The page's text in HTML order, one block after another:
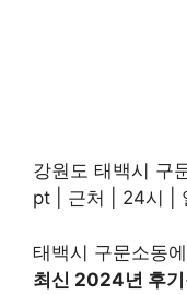
강원도 태백시 구
pt | 근처 | 24시 |
태백시 구문소동
최신 2024년 후기